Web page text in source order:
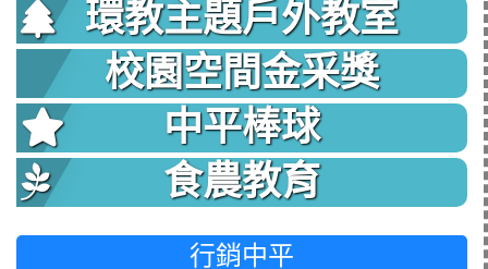
環教主題戶外教室
校園空間金采獎
中平棒球
食農教育
行銷中平